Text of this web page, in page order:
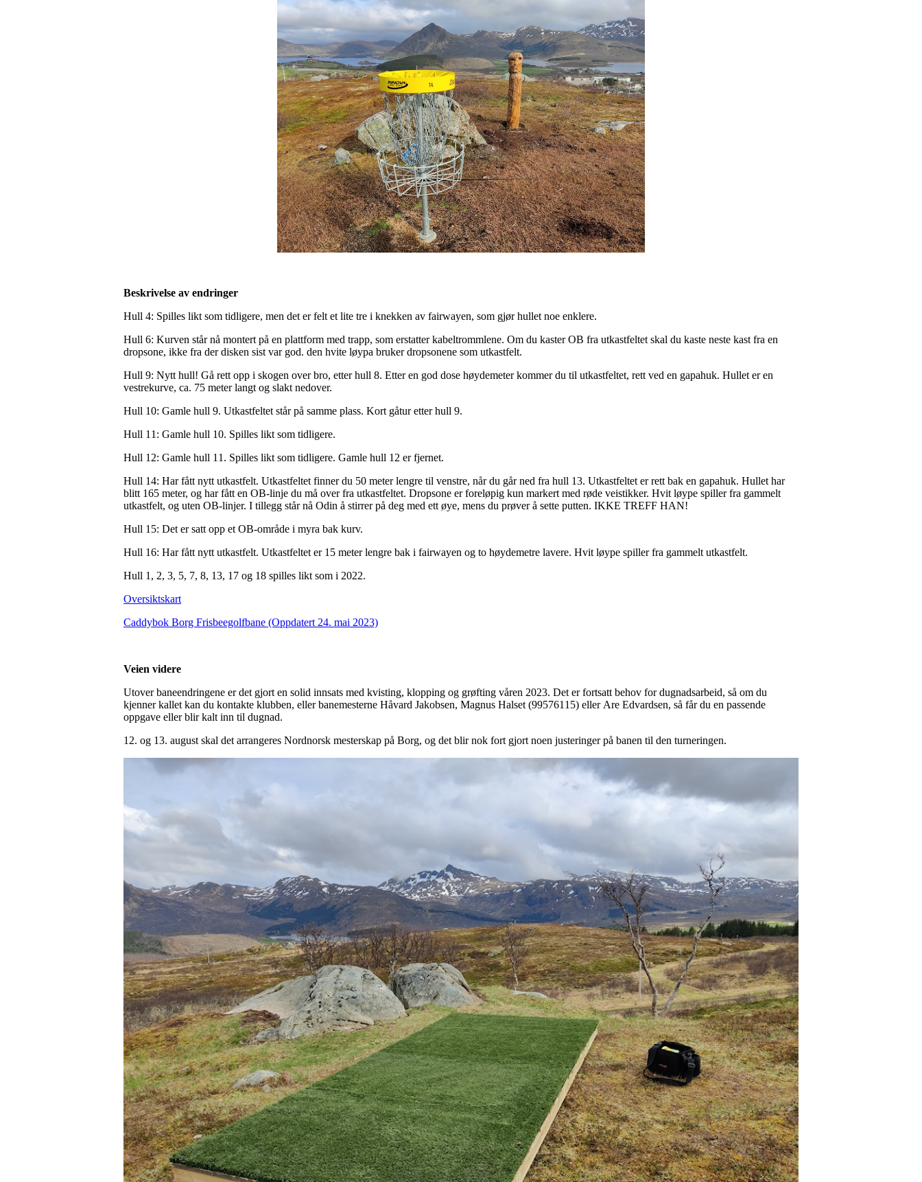
Beskrivelse av endringer
Hull 4: Spilles likt som tidligere, men det er felt et lite tre i knekken av fairwayen, som gjør hullet noe enklere.
Hull 6: Kurven står nå montert på en plattform med trapp, som erstatter kabeltrommlene. Om du kaster OB fra utkastfeltet skal du kaste neste kast fra en
dropsone, ikke fra der disken sist var god. den hvite løypa bruker dropsonene som utkastfelt.
Hull 9: Nytt hull! Gå rett opp i skogen over bro, etter hull 8. Etter en god dose høydemeter kommer du til utkastfeltet, rett ved en gapahuk. Hullet er en
vestrekurve, ca. 75 meter langt og slakt nedover.
Hull 10: Gamle hull 9. Utkastfeltet står på samme plass. Kort gåtur etter hull 9.
Hull 11: Gamle hull 10. Spilles likt som tidligere.
Hull 12: Gamle hull 11. Spilles likt som tidligere. Gamle hull 12 er fjernet.
Hull 14: Har fått nytt utkastfelt. Utkastfeltet finner du 50 meter lengre til venstre, når du går ned fra hull 13. Utkastfeltet er rett bak en gapahuk. Hullet har
blitt 165 meter, og har fått en OB-linje du må over fra utkastfeltet. Dropsone er foreløpig kun markert med røde veistikker. Hvit løype spiller fra gammelt
utkastfelt, og uten OB-linjer. I tillegg står nå Odin å stirrer på deg med ett øye, mens du prøver å sette putten. IKKE TREFF HAN!
Hull 15: Det er satt opp et OB-område i myra bak kurv.
Hull 16: Har fått nytt utkastfelt. Utkastfeltet er 15 meter lengre bak i fairwayen og to høydemetre lavere. Hvit løype spiller fra gammelt utkastfelt.
Hull 1, 2, 3, 5, 7, 8, 13, 17 og 18 spilles likt som i 2022.
Oversiktskart
Caddybok Borg Frisbeegolfbane (Oppdatert 24. mai 2023)
Veien videre
Utover baneendringene er det gjort en solid innsats med kvisting, klopping og grøfting våren 2023. Det er fortsatt behov for dugnadsarbeid, så om du
kjenner kallet kan du kontakte klubben, eller banemesterne Håvard Jakobsen, Magnus Halset (99576115) eller Are Edvardsen, så får du en passende
oppgave eller blir kalt inn til dugnad.
12. og 13. august skal det arrangeres Nordnorsk mesterskap på Borg, og det blir nok fort gjort noen justeringer på banen til den turneringen.